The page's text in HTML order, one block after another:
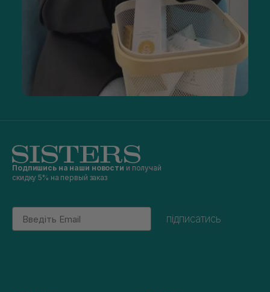
Подпишись на наши новости и получай
скидку 5% на первый заказ
Email
підписатись